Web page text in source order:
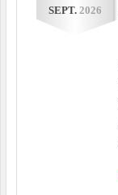
SEPT. 2026